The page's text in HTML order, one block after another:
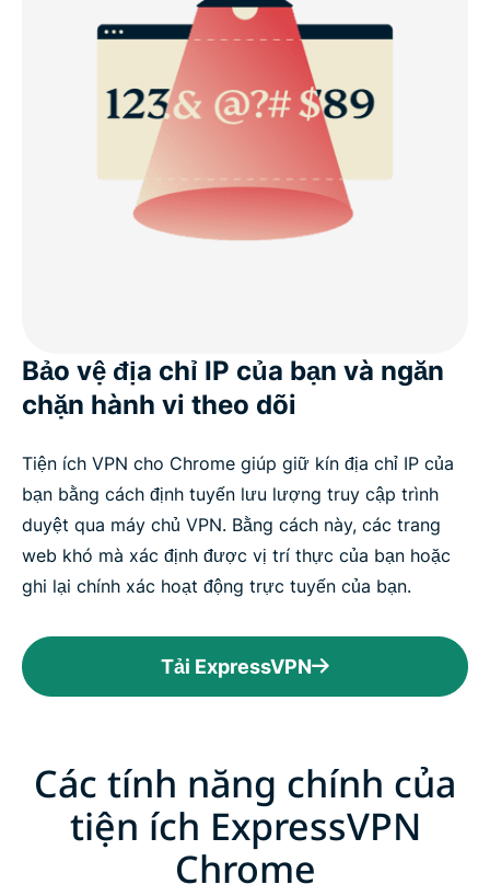
Bảo vệ địa chỉ IP của bạn và ngăn
chặn hành vi theo dõi
Tiện ích VPN cho Chrome giúp giữ kín địa chỉ IP của
bạn bằng cách định tuyến lưu lượng truy cập trình
duyệt qua máy chủ VPN. Bằng cách này, các trang
web khó mà xác định được vị trí thực của bạn hoặc
ghi lại chính xác hoạt động trực tuyến của bạn.
Tải ExpressVPN
Các tính năng chính của
tiện ích ExpressVPN
Chrome